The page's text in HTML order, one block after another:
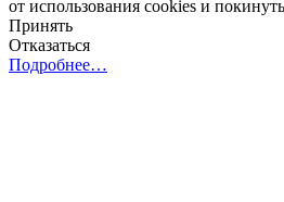
от использования cookies и
Принять
Отказаться
Подробнее…